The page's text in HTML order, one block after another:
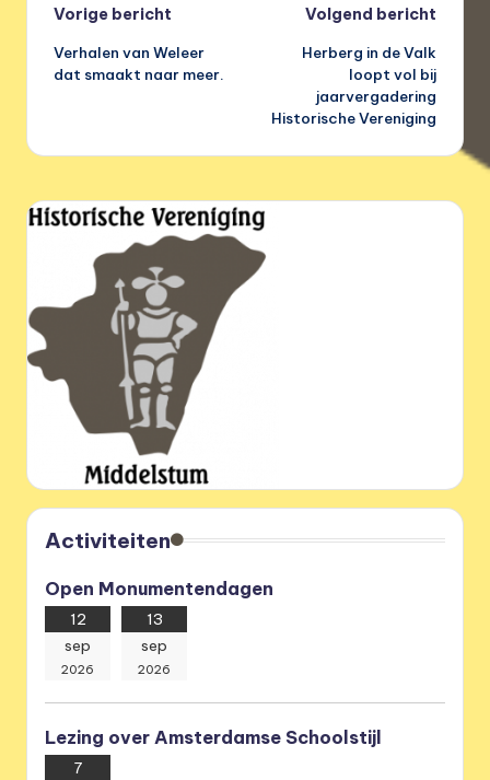
Bericht
navigatie
Vorige bericht
Verhalen van Weleer
dat smaakt naar meer.
Volgend bericht
Herberg in de Valk
loopt vol bij
jaarvergadering
Historische Vereniging
Activiteiten
Open Monumentendagen
12
sep
2026
13
sep
2026
Lezing over Amsterdamse Schoolstijl
7